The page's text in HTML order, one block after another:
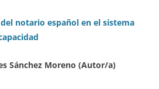
notario español en el sistema
Sánchez Moreno (Autor/a)